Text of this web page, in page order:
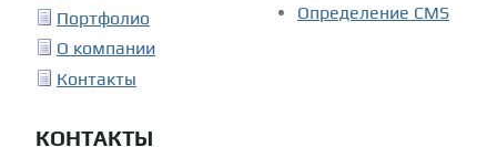
Портфолио
О компании
Контакты
Определение CMS
КОНТАКТЫ